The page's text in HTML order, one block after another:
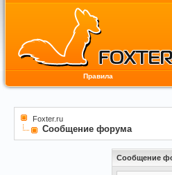
Правила
Foxter.ru
Сообщение форума
Сообщение